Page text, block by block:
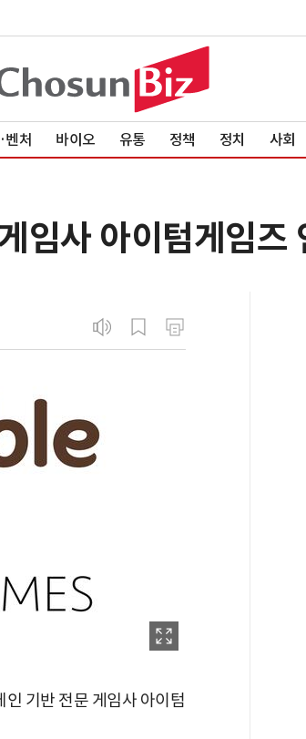
벤처 바이오 유통 정책 정치 사회
임사 아이텀게임즈
기반 전문 게임사 아이텀